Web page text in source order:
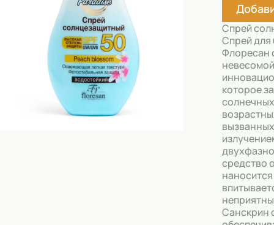
Пена для ванны
Румяна
Скрабы
Блески
Гели
Спрей
Спрей для
Флоресан
которое
средство
Санскрин